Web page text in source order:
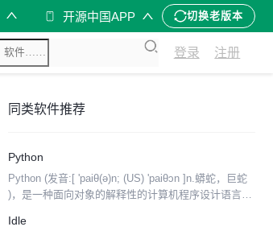
开源中国APP 切换老版本
登录 注册
同类软件推荐
Python
Python (发音:[ 'paiθ(ə)n; (US) 'paiθɔn ]n.蟒蛇，巨蛇
)，是一种面向对象的解释性的计算机程序设计语言，
多年的发展历史...
Idle